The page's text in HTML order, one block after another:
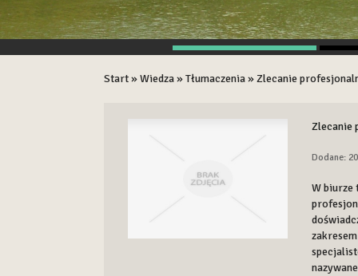
Start»Wiedza»Tłumaczenia»Zlecanie
Zlecanie
Dodane:
W biurze